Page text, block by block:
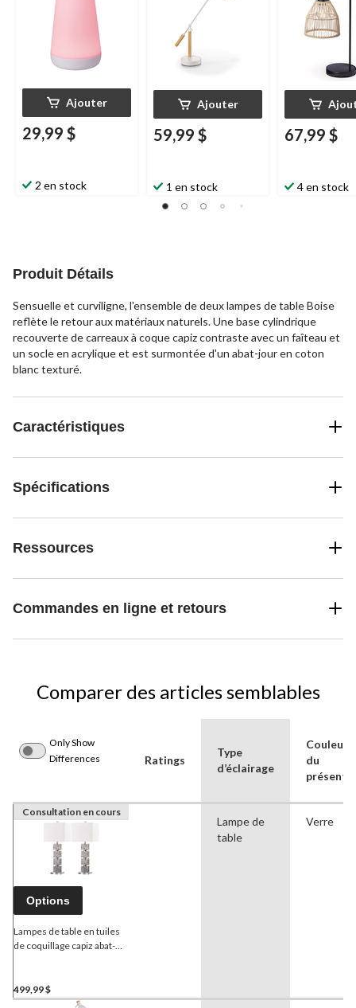
Ajouter
29,99 $
2 en stock
Ajouter
59,99 $
1 en stock
67,99 $
4 en stock
Produit Détails
Sensuelle et curviligne, l'ensemble de deux lampes de table Boise
reflète le retour aux matériaux naturels. Une base cylindrique
recouverte de carreaux à coque capiz contraste avec un faîteau et
un socle en acrylique et est surmontée d'un abat-jour en coton
blanc texturé.
Caractéristiques
Spécifications
Ressources
Commandes en ligne et retours
Comparer des articles semblables
Only Show
Differences
Ratings
Type
d’éclairage
du
Consultation en cours
Options
Lampes de table en tuiles
de coquillage capiz abat-
2
499,99 $
Lampe de
table
Verre